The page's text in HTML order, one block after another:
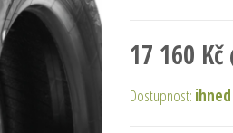
17 160 Kč
Dostupnost: